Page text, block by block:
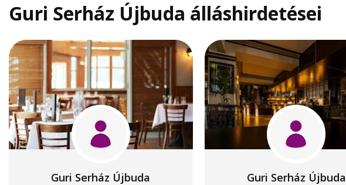
Guri Serház Újbuda álláshirdetései
Guri Serház Újbuda Guri Serház Újbuda